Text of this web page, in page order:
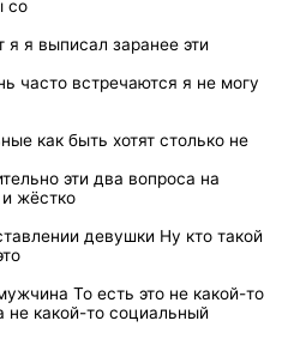
со
я выписал заранее эти
часто встречаются я не могу
как быть хотят столько не
эти два вопроса на
жёстко
девушки Ну кто такой
То есть это не какой-то
какой-то социальный